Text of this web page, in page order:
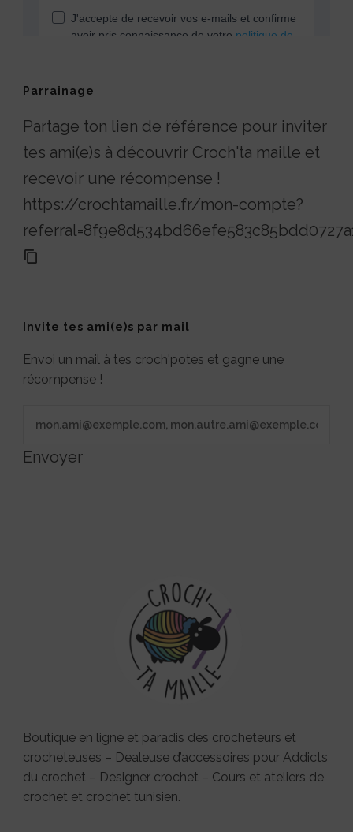
Parrainage
Partage ton lien de référence pour inviter
tes ami(e)s à découvrir Croch'ta maille et
recevoir une récompense !
https://crochtamaille.fr/mon-compte?
Invite tes ami(e)s par mail
Envoi un mail à tes croch'potes et gagne une
récompense !
Envoyer
Boutique en ligne et paradis des crocheteurs et
crocheteuses – Dealeuse d’accessoires pour Addicts
du crochet – Designer crochet – Cours et ateliers de
crochet et crochet tunisien.